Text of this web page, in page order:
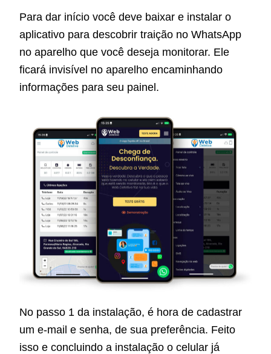
Para dar início você deve baixar e instalar o
aplicativo para descobrir traição no WhatsApp
no aparelho que você deseja monitorar. Ele
ficará invisível no aparelho encaminhando
informações para seu painel.
No passo 1 da instalação, é hora de cadastrar
um e-mail e senha, de sua preferência. Feito
isso e concluindo a instalação o celular já